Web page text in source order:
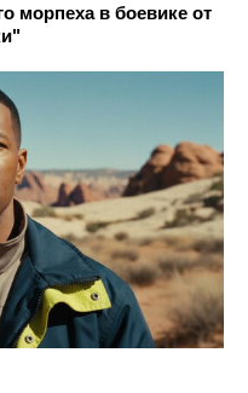
морпеха в боевике от